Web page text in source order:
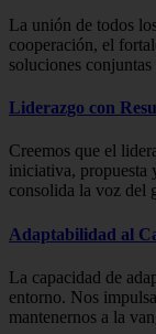
La unión de todos
cooperación, el
soluciones
Liderazgo con
Creemos que el
iniciativa, propuesta
consolida la voz del
Adaptabilidad al
La capacidad de
entorno. Nos
mantenernos a la